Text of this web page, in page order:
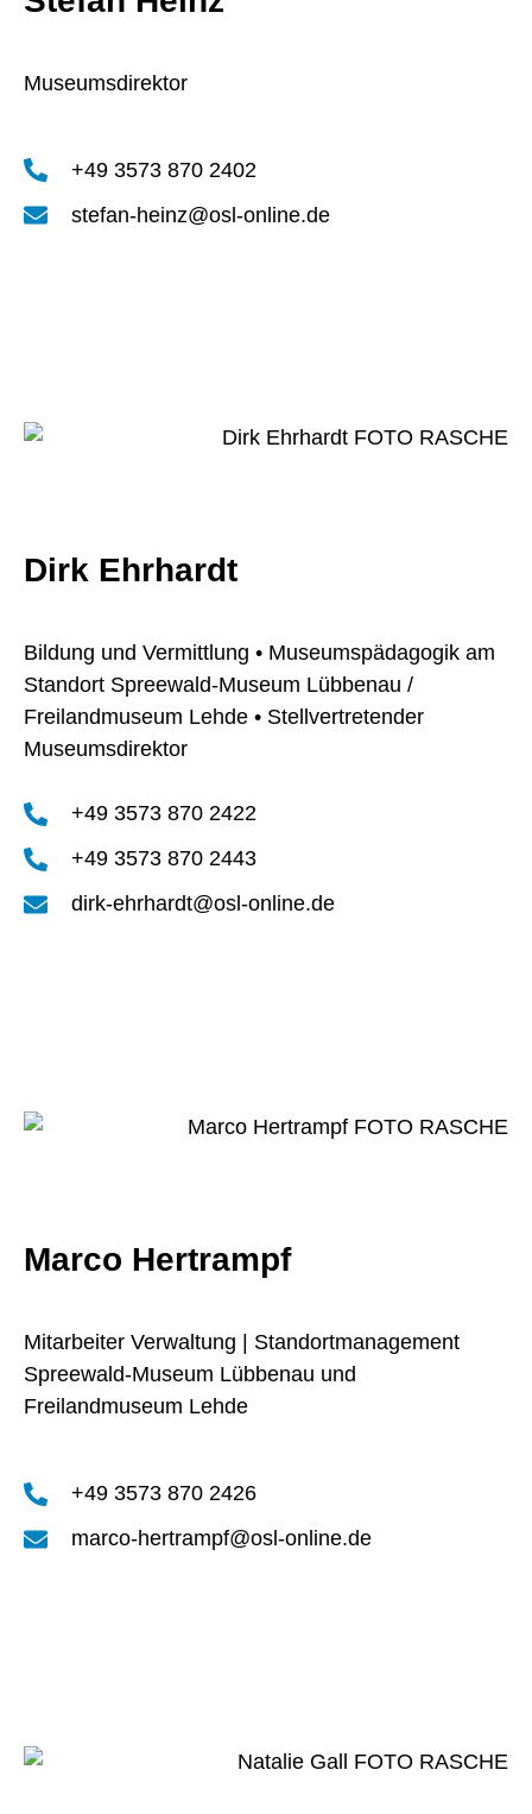
Museumsdirektor
+49 3573 870 2402
stefan-heinz@osl-online.de
Dirk Ehrhardt
Bildung und Vermittlung • Museumspädagogik am
Standort Spreewald-Museum Lübbenau /
Freilandmuseum Lehde • Stellvertretender
Museumsdirektor
+49 3573 870 2422
+49 3573 870 2443
dirk-ehrhardt@osl-online.de
Marco Hertrampf
Mitarbeiter Verwaltung | Standortmanagement
Spreewald-Museum Lübbenau und
Freilandmuseum Lehde
+49 3573 870 2426
marco-hertrampf@osl-online.de